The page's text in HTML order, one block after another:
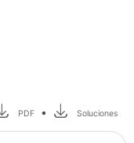
PDF • Soluciones